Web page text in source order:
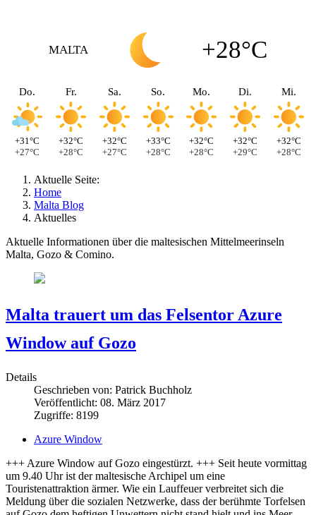
MALTA +28°C
Do.
+31°C
+27°C
Fr.
+32°C
+28°C
Sa.
+32°C
+27°C
So.
+33°C
+28°C
Mo.
+32°C
+28°C
Di.
+32°C
+29°C
Mi.
+32°C
+28°C
Aktuelle Seite:
Home
Malta Blog
Aktuelles
Aktuelle Informationen über die maltesischen Mittelmeerinseln
Malta, Gozo & Comino.
Malta trauert um das Felsentor Azure
Window auf Gozo
Details
Geschrieben von: Patrick Buchholz
Veröffentlicht: 08. März 2017
Zugriffe: 8199
Azure Window
+++ Azure Window auf Gozo eingestürzt. +++ Seit heute vormittag
um 9.40 Uhr ist der maltesische Archipel um eine
Touristenattraktion ärmer. Wie ein Lauffeuer verbreitet sich die
Meldung über die sozialen Netzwerke, dass der berühmte Torfelsen